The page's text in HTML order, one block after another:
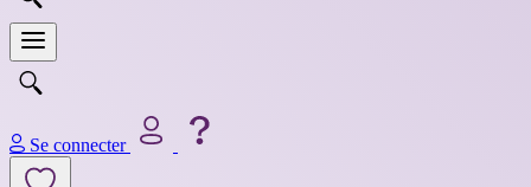
Se connecter